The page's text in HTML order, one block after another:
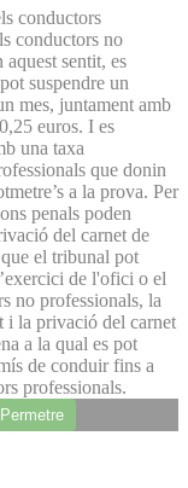
conductors
conductors no
sentit, es
suspendre un
mes, juntament amb
euros. I es
una taxa
que donin
a la prova. Per
penals poden
del carnet de
el tribunal pot
de l'ofici o el
no professionals, la
i la privació del carnet
a la qual es pot
de conduir fins a
professionals.
Permetre